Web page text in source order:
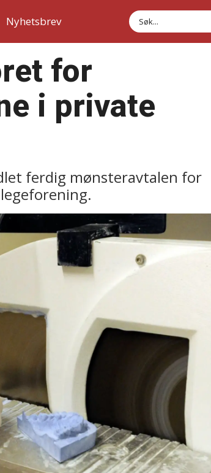
Nyhetsbrev
Søk
for
i private
ferdig mønsteravtalen for